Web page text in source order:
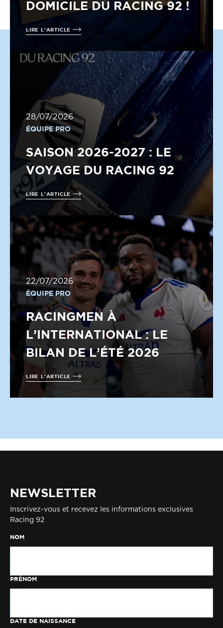
DOMICILE DU RACING 92 !
LIRE L'ARTICLE
28/07/2026
ÉQUIPE PRO
SAISON 2026-2027 : LE
VOYAGE DU RACING 92
LIRE L'ARTICLE
22/07/2026
ÉQUIPE PRO
RACINGMEN À
L’INTERNATIONAL : LE
BILAN DE L’ÉTÉ 2026
LIRE L'ARTICLE
NEWSLETTER
Inscrivez-vous et recevez les informations exclusives
Racing 92
NOM
PRÉNOM
DATE DE NAISSANCE